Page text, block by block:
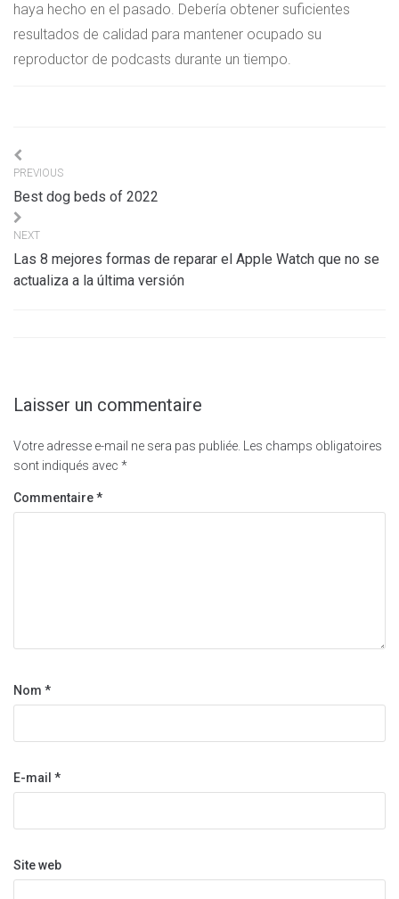
haya hecho en el pasado. Debería obtener suficientes
resultados de calidad para mantener ocupado su
reproductor de podcasts durante un tiempo.
Navigation
de
l’article
PREVIOUS
Best dog beds of 2022
NEXT
Las 8 mejores formas de reparar el Apple Watch que no se
actualiza a la última versión
Laisser un commentaire
Votre adresse e-mail ne sera pas publiée.
Les champs obligatoires
sont indiqués avec *
Commentaire*
Nom *
E-mail *
Site web